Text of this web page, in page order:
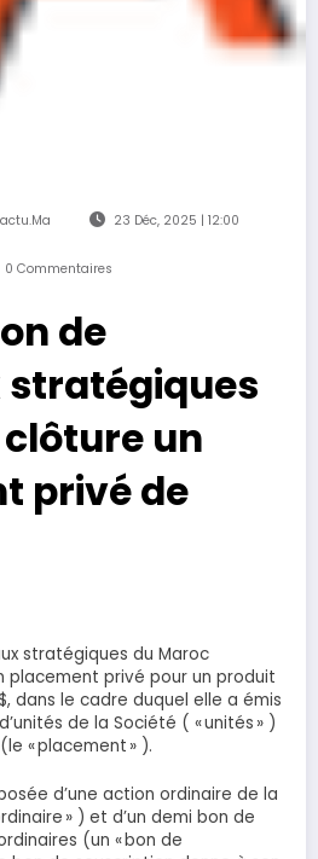
23 Déc, 2025 | 12:00
0 Commentaires
de
un
privé de
stratégiques du Maroc
placement privé pour un produit
dans le cadre duquel elle a émis
de la Société ( « unités » )
« placement » ).
d’une action ordinaire de la
» ) et d’un demi bon de
(un « bon de